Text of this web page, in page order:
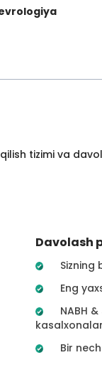
tizimi va
Davolash
Sizning
Eng
NABH
Bir